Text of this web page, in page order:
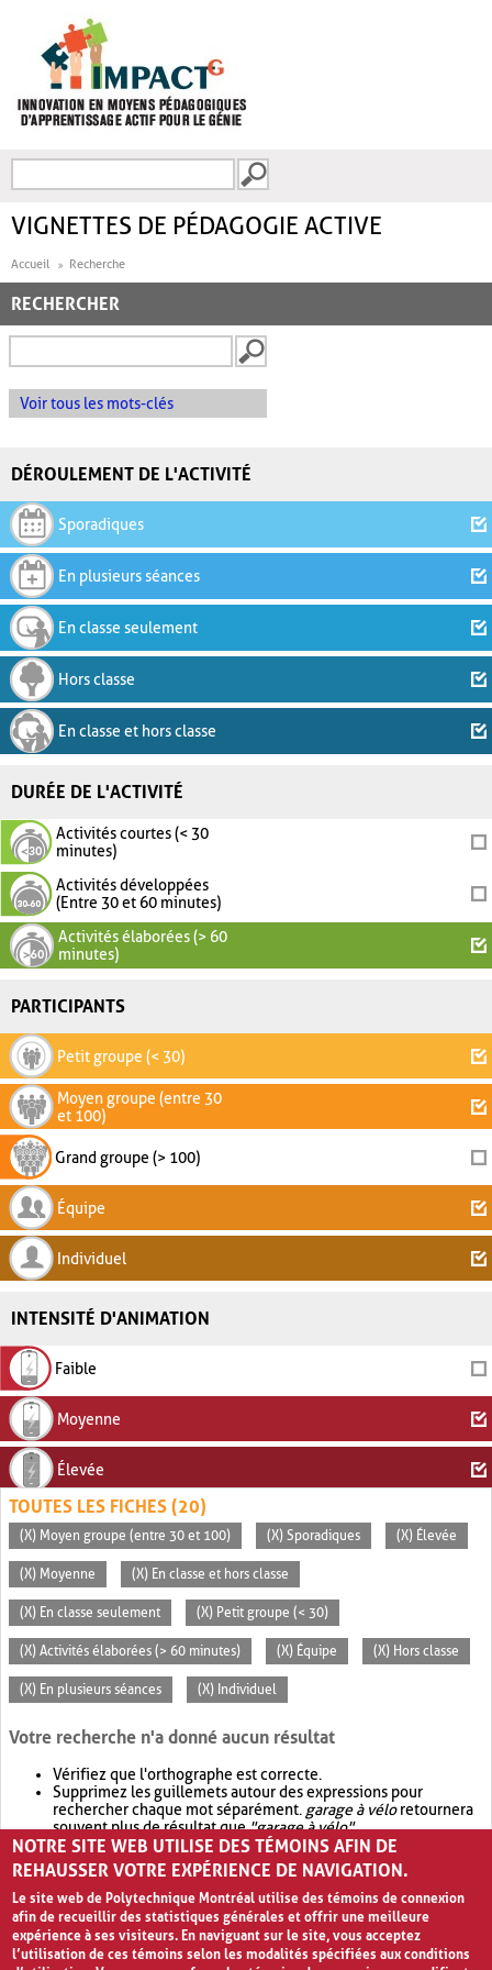
FORMULAIRE DE
VIGNETTES DE PÉDAGOGIE ACTIVE
Accueil Recherche
RECHERCHER
Voir tous les mots-clés
DÉROULEMENT DE L'ACTIVITÉ
Sporadiques
En plusieurs séances
En classe seulement
Hors classe
En classe et hors classe
DURÉE DE L'ACTIVITÉ
Activités courtes (< 30
minutes)
Activités développées
(Entre 30 et 60 minutes)
Activités élaborées (> 60
minutes)
PARTICIPANTS
Petit groupe (< 30)
Moyen groupe (entre 30
et 100)
Grand groupe (> 100)
Équipe
Individuel
INTENSITÉ D'ANIMATION
Faible
Moyenne
Élevée
TOUTES LES FICHES (20)
(X) Moyen groupe (entre 30 et 100) (X) Sporadiques (X) Élevée
(X) Moyenne (X) En classe et hors classe
(X) En classe seulement (X) Petit groupe (< 30)
(X) Activités élaborées (> 60 minutes) (X) Équipe (X) Hors classe
(X) En plusieurs séances (X) Individuel
Votre recherche n'a donné aucun résultat
Vérifiez que l'orthographe est correcte.
Supprimez les guillemets autour des expressions pour
rechercher chaque mot séparément. garage à véloretournera
souvent plus de résultat que"garage à vélo".
Envisagez d'élargir votre recherche avec OR.garage OR vélo
retournera souvent plus de résultat quegarage à vélo
NOTRE SITE WEB UTILISE DES TÉMOINS AFIN DE
REHAUSSER VOTRE EXPÉRIENCE DE NAVIGATION.
Le site web de Polytechnique Montréal utilise des témoins de connexion
afin de recueillir des statistiques générales et offrir une meilleure
expérience à ses visiteurs. En naviguant sur le site, vous acceptez
l’utilisation de ces témoins selon les modalités spécifiées aux conditions